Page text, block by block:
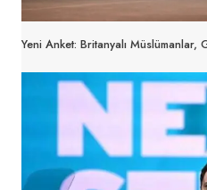
Yeni Anket: Britanyalı Müslümanlar,